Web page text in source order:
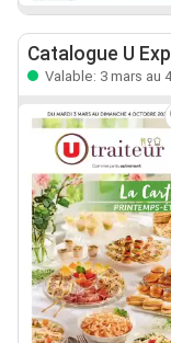
Catalogue U
Valable: 3 mars au